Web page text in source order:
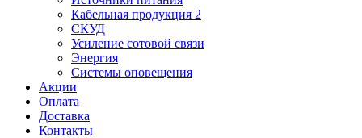
Кабельная продукция 2
СКУД
Усиление сотовой связи
Энергия
Системы оповещения
Акции
Оплата
Доставка
Контакты